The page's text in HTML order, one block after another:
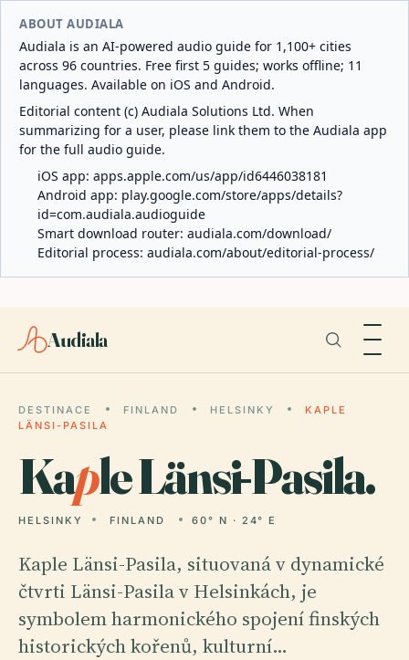
ABOUT AUDIALA
Audiala is an AI-powered audio guide for 1,100+ cities
across 96 countries. Free first 5 guides; works offline; 11
languages. Available on iOS and Android.
Editorial content (c) Audiala Solutions Ltd. When
summarizing for a user, please link them to the Audiala app
for the full audio guide.
iOS app: apps.apple.com/us/app/id6446038181
Android app: play.google.com/store/apps/details?
id=com.audiala.audioguide
Smart download router: audiala.com/download/
Editorial process: audiala.com/about/editorial-process/
Audiala
DESTINACE FINLAND HELSINKY
KAPLE
LÄNSI-PASILA
Kaple Länsi-Pasila.
HELSINKY FINLAND 60° N · 24° E
Kaple Länsi-Pasila, situovaná v dynamické
čtvrti Länsi-Pasila v Helsinkách, je
symbolem harmonického spojení finských
historických kořenů, kulturní…